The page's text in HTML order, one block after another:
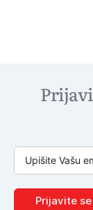
Prijavite se